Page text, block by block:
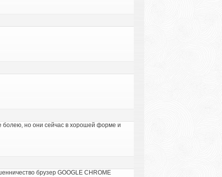
болею, но они сейчас в хорошей форме и
брузер GOOGLE CHROME